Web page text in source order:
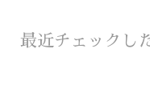
最近チェックし